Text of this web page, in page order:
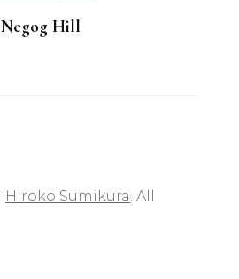
Negog Hill
Hiroko Sumikura. All